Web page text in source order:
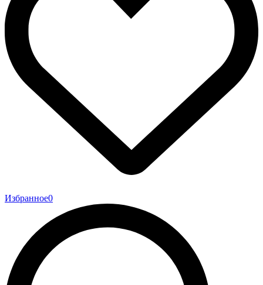
Избранное0